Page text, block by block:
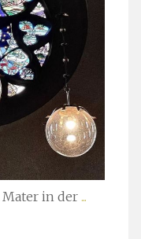
Mater in der...